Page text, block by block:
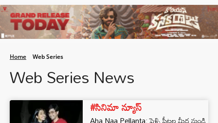
Home Web Series
Web Series News
#సినిమా న్యూస్